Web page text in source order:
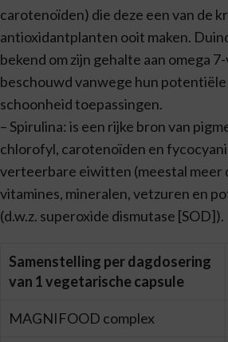
carotenoïden) die deze een van de
antioxidantplanten ooit maken.
bekend om zijn gehalte aan omega
beschouwd vanwege hun
schoonheid toepassingen.
– Spirulina: is een rijke bron van
chlorofyl, carotenoïden en
verteerbare eiwitten (meestal meer
vitamines, mineralen, vetzuren en
(d.w.z. superoxide dismutase [SOD]).
Samenstelling per dagdosering
van 1 vegetarische capsule
MAGNIFOOD complex